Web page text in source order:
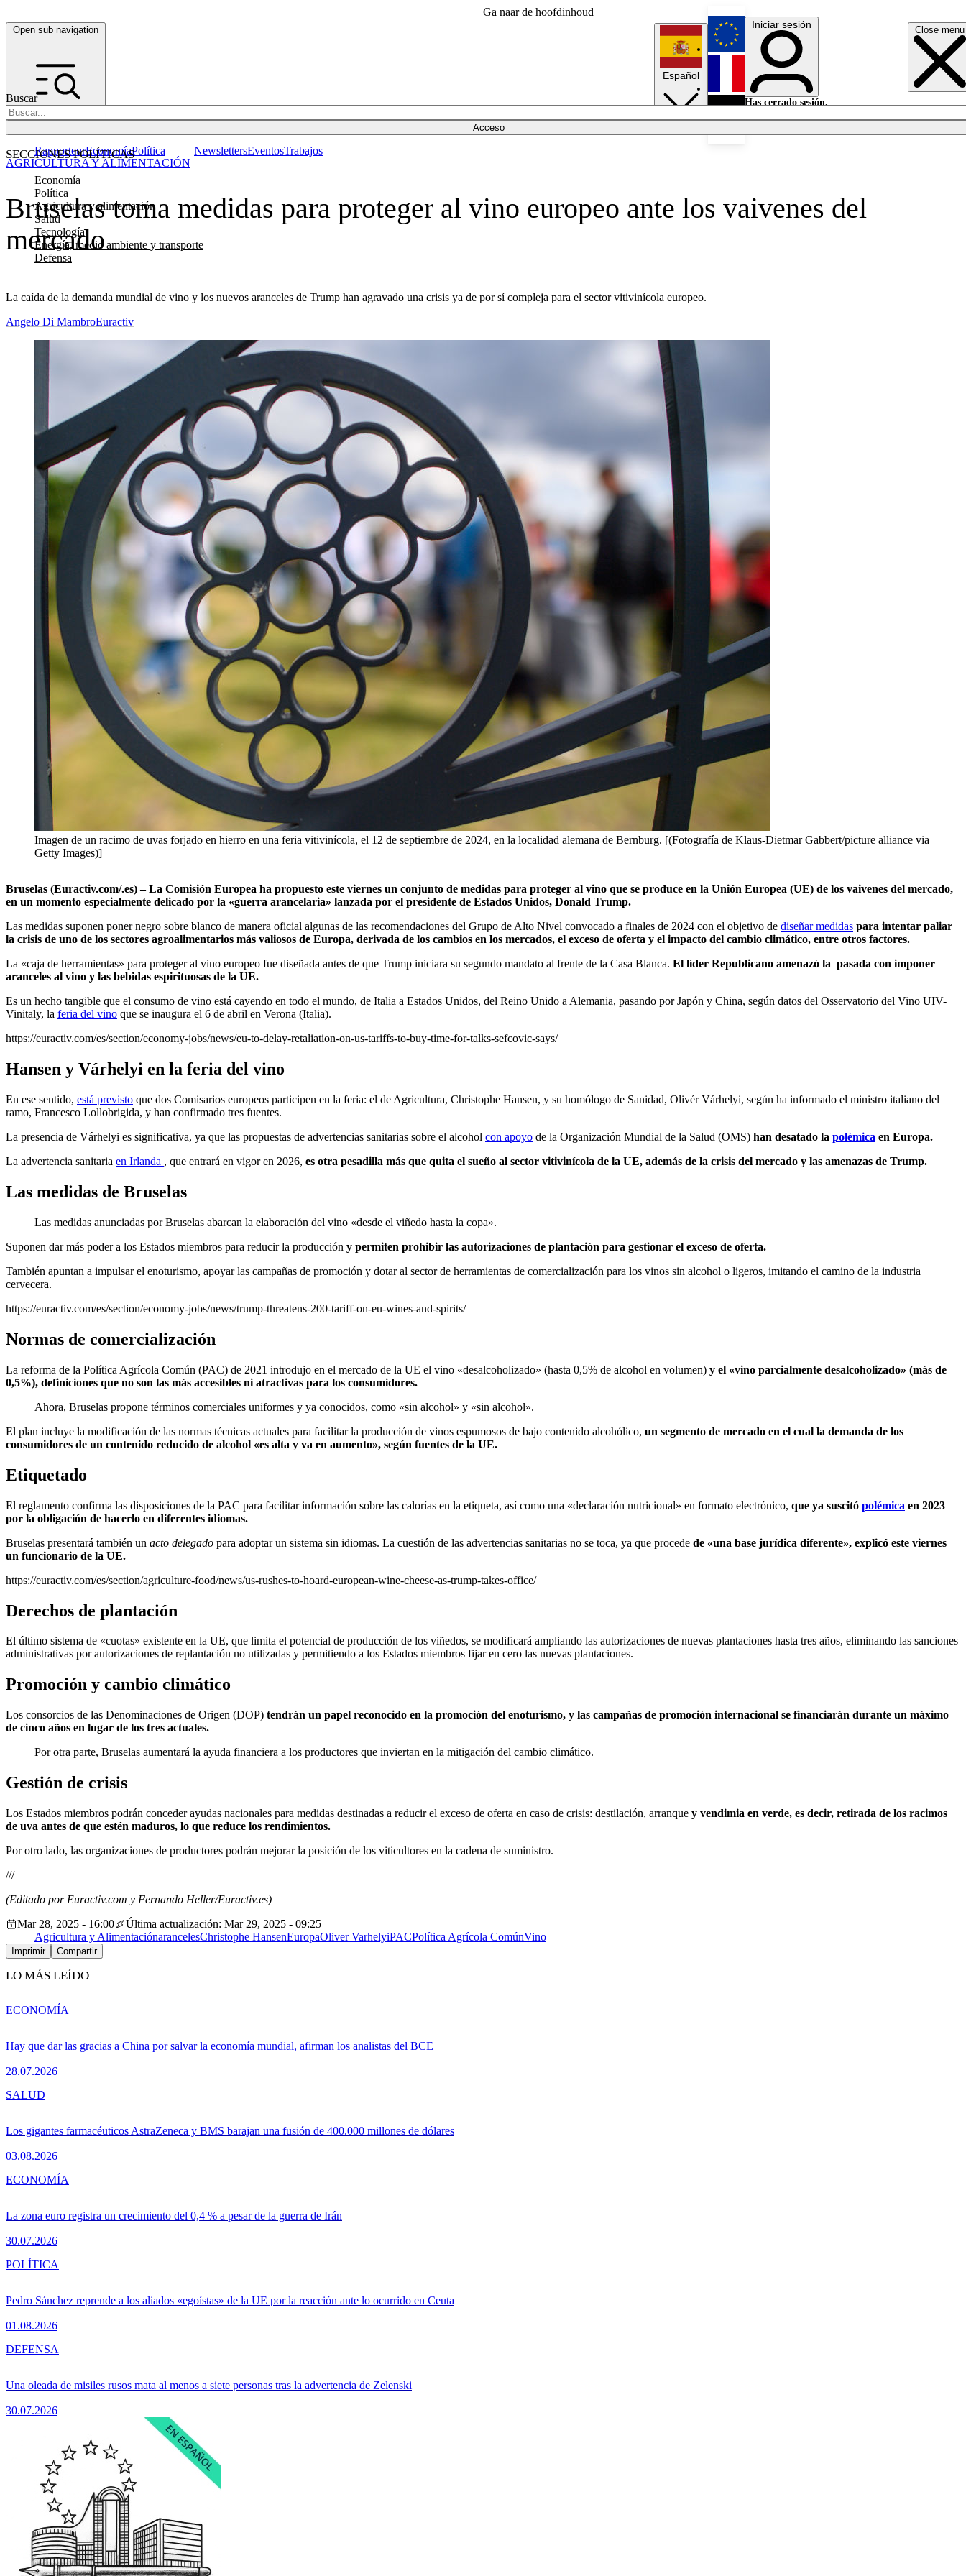
Ga naar de hoofdinhoud
Open sub navigation Close menu
Buscar
Acceso
SECCIONES POLÍTICAS
Economía
Política
Agricultura y alimentación
Salud
Tecnología
Energía, medio ambiente y transporte
Defensa
RapporteurEconomíaPolítica NewslettersEventosTrabajos
Español
English
Français
Iniciar sesión
Has cerrado sesión.
Bruselas toma medidas para proteger al vino europeo ante los vaivenes del
mercado
La caída de la demanda mundial de vino y los nuevos aranceles de Trump han agravado una crisis ya de por sí compleja para el sector vitivinícola europeo.
AGRICULTURA Y ALIMENTACIÓN
Angelo Di MambroEuractiv
Imagen de un racimo de uvas forjado en hierro en una feria vitivinícola, el 12 de septiembre de 2024, en la localidad alemana de Bernburg. [(Fotografía de Klaus-Dietmar Gabbert/picture alliance via
Getty Images)]
Bruselas (Euractiv.com/.es) – La Comisión Europea ha propuesto este viernes un conjunto de medidas para proteger al vino que se produce en la Unión Europea (UE) de los vaivenes del mercado,
en un momento especialmente delicado por la «guerra arancelaria» lanzada por el presidente de Estados Unidos, Donald Trump.
Las medidas suponen poner negro sobre blanco de manera oficial algunas de las recomendaciones del Grupo de Alto Nivel convocado a finales de 2024 con el objetivo de diseñar medidas para intentar paliar
la crisis de uno de los sectores agroalimentarios más valiosos de Europa, derivada de los cambios en los mercados, el exceso de oferta y el impacto del cambio climático, entre otros factores.
La «caja de herramientas» para proteger al vino europeo fue diseñada antes de que Trump iniciara su segundo mandato al frente de la Casa Blanca. El líder Republicano amenazó la pasada con imponer
aranceles al vino y las bebidas espirituosas de la UE.
Es un hecho tangible que el consumo de vino está cayendo en todo el mundo, de Italia a Estados Unidos, del Reino Unido a Alemania, pasando por Japón y China, según datos del Osservatorio del Vino UIV-
Vinitaly, la feria del vino que se inaugura el 6 de abril en Verona (Italia).
https://euractiv.com/es/section/economy-jobs/news/eu-to-delay-retaliation-on-us-tariffs-to-buy-time-for-talks-sefcovic-says/
Hansen y Várhelyi en la feria del vino
En ese sentido, está previsto que dos Comisarios europeos participen en la feria: el de Agricultura, Christophe Hansen, y su homólogo de Sanidad, Olivér Várhelyi, según ha informado el ministro italiano del
ramo, Francesco Lollobrigida, y han confirmado tres fuentes.
La presencia de Várhelyi es significativa, ya que las propuestas de advertencias sanitarias sobre el alcohol con apoyo de la Organización Mundial de la Salud (OMS) han desatado la polémica en Europa.
La advertencia sanitaria en Irlanda , que entrará en vigor en 2026, es otra pesadilla más que quita el sueño al sector vitivinícola de la UE, además de la crisis del mercado y las amenazas de Trump.
Las medidas de Bruselas
Las medidas anunciadas por Bruselas abarcan la elaboración del vino «desde el viñedo hasta la copa».
Suponen dar más poder a los Estados miembros para reducir la producción y permiten prohibir las autorizaciones de plantación para gestionar el exceso de oferta.
También apuntan a impulsar el enoturismo, apoyar las campañas de promoción y dotar al sector de herramientas de comercialización para los vinos sin alcohol o ligeros, imitando el camino de la industria
cervecera.
https://euractiv.com/es/section/economy-jobs/news/trump-threatens-200-tariff-on-eu-wines-and-spirits/
Normas de comercialización
La reforma de la Política Agrícola Común (PAC) de 2021 introdujo en el mercado de la UE el vino «desalcoholizado» (hasta 0,5% de alcohol en volumen) y el «vino parcialmente desalcoholizado» (más de
0,5%), definiciones que no son las más accesibles ni atractivas para los consumidores.
Ahora, Bruselas propone términos comerciales uniformes y ya conocidos, como «sin alcohol» y «sin alcohol».
El plan incluye la modificación de las normas técnicas actuales para facilitar la producción de vinos espumosos de bajo contenido alcohólico, un segmento de mercado en el cual la demanda de los
consumidores de un contenido reducido de alcohol «es alta y va en aumento», según fuentes de la UE.
Etiquetado
El reglamento confirma las disposiciones de la PAC para facilitar información sobre las calorías en la etiqueta, así como una «declaración nutricional» en formato electrónico, que ya suscitó polémica en 2023
por la obligación de hacerlo en diferentes idiomas.
Bruselas presentará también un acto delegado para adoptar un sistema sin idiomas. La cuestión de las advertencias sanitarias no se toca, ya que procede de «una base jurídica diferente», explicó este viernes
un funcionario de la UE.
https://euractiv.com/es/section/agriculture-food/news/us-rushes-to-hoard-european-wine-cheese-as-trump-takes-office/
Derechos de plantación
El último sistema de «cuotas» existente en la UE, que limita el potencial de producción de los viñedos, se modificará ampliando las autorizaciones de nuevas plantaciones hasta tres años, eliminando las sanciones
administrativas por autorizaciones de replantación no utilizadas y permitiendo a los Estados miembros fijar en cero las nuevas plantaciones.
Promoción y cambio climático
Los consorcios de las Denominaciones de Origen (DOP) tendrán un papel reconocido en la promoción del enoturismo, y las campañas de promoción internacional se financiarán durante un máximo
de cinco años en lugar de los tres actuales.
Por otra parte, Bruselas aumentará la ayuda financiera a los productores que inviertan en la mitigación del cambio climático.
Gestión de crisis
Los Estados miembros podrán conceder ayudas nacionales para medidas destinadas a reducir el exceso de oferta en caso de crisis: destilación, arranque y vendimia en verde, es decir, retirada de los racimos
de uva antes de que estén maduros, lo que reduce los rendimientos.
Por otro lado, las organizaciones de productores podrán mejorar la posición de los viticultores en la cadena de suministro.
///
(Editado por Euractiv.com y Fernando Heller/Euractiv.es)
Mar 28, 2025 - 16:00
Última actualización: Mar 29, 2025 - 09:25
Agricultura y AlimentaciónarancelesChristophe HansenEuropaOliver VarhelyiPACPolítica Agrícola ComúnVino
Imprimir Compartir
LO MÁS LEÍDO
Hay que dar las gracias a China por salvar la economía mundial, afirman los analistas del BCE
28.07.2026
ECONOMÍA
Los gigantes farmacéuticos AstraZeneca y BMS barajan una fusión de 400.000 millones de dólares
03.08.2026
SALUD
La zona euro registra un crecimiento del 0,4 % a pesar de la guerra de Irán
30.07.2026
ECONOMÍA
Pedro Sánchez reprende a los aliados «egoístas» de la UE por la reacción ante lo ocurrido en Ceuta
01.08.2026
POLÍTICA
Una oleada de misiles rusos mata al menos a siete personas tras la advertencia de Zelenski
30.07.2026
DEFENSA